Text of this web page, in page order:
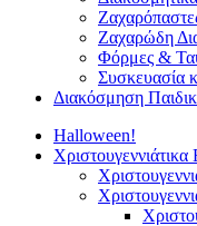
Ζαχαρώδη
Φόρμες &
Συσκευασία
Διακόσμηση
Halloween!
Χριστουγεννιάτικα